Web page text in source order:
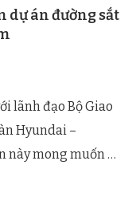
dự án đường sắt
lãnh đạo Bộ Giao
Hyundai –
này mong muốn …